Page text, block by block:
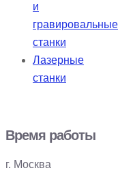
и
гравировальные
станки
Лазерные
станки
Время работы
г. Москва